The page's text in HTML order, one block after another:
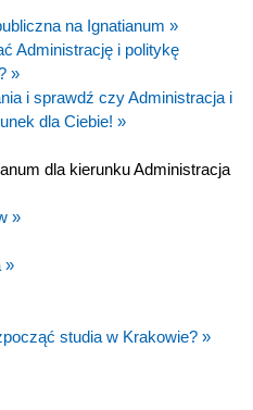
na Ignatianum »
Administrację i politykę
»
i sprawdź czy Administracja i
dla Ciebie! »
dla kierunku Administracja
»
»
studia w Krakowie? »